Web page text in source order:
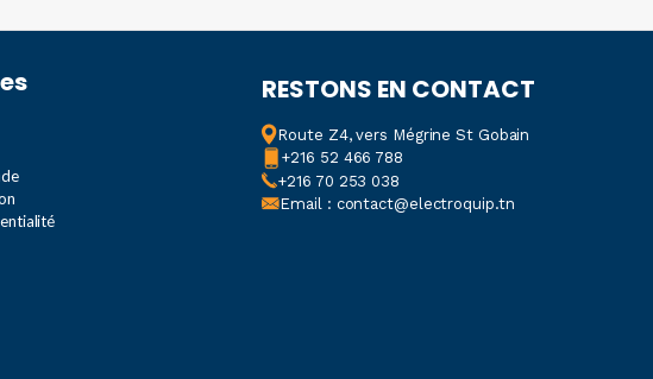
CONFIGURATION DE
2 RT
RESTONS EN CONTACT
Route Z4, vers Mégrine St Gobain
+216 52 466 788
+216 70 253 038
Email : contact@electroquip.tn